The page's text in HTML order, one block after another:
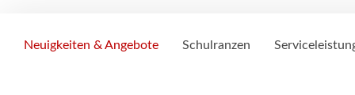
Neuigkeiten & Angebote Schulranzen